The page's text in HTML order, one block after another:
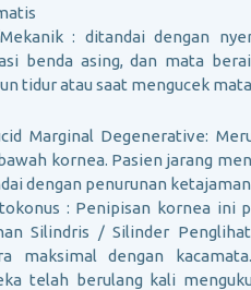
Mekanik : ditandai dengan
benda asing, dan mata
tidur atau saat mengucek mata
Marginal Degenerative:
kornea. Pasien jarang
dengan penurunan
: Penipisan kornea ini
Silindris / Silinder
maksimal dengan
telah berulang kali